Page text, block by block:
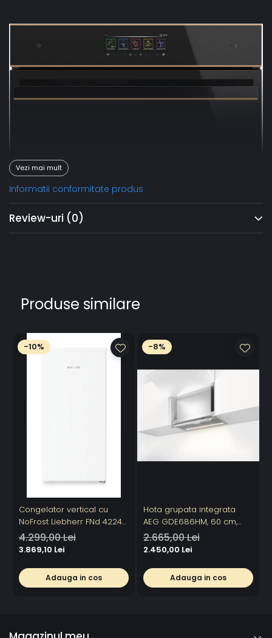
Vezi mai mult
Informatii conformitate produs
Review-uri (0)
Produse similare
-10%
Congelator vertical cu
NoFrost Liebherr FNd 4224
Plus, NoFrost
4.299,00 Lei
3.869,10 Lei
Adauga in cos
-8%
Hota grupata integrata
AEG GDE686HM, 60 cm,
Conectivitate plita, 1 motor,
3 viteze + intensiv, 1 filtru de
absorbtie - 750 mc/h,
Control electronic, Argintiu
2.665,00 Lei
2.450,00 Lei
Adauga in cos